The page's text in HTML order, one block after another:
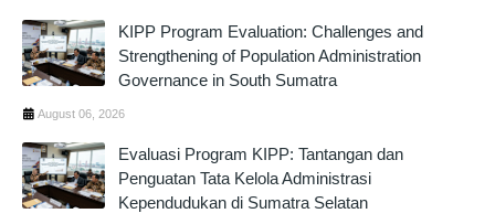
KIPP Program Evaluation: Challenges and
Strengthening of Population Administration
Governance in South Sumatra
August 06, 2026
Evaluasi Program KIPP: Tantangan dan
Penguatan Tata Kelola Administrasi
Kependudukan di Sumatra Selatan